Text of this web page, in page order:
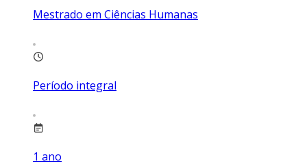
Mestrado em Ciências Humanas
Período integral
1 ano